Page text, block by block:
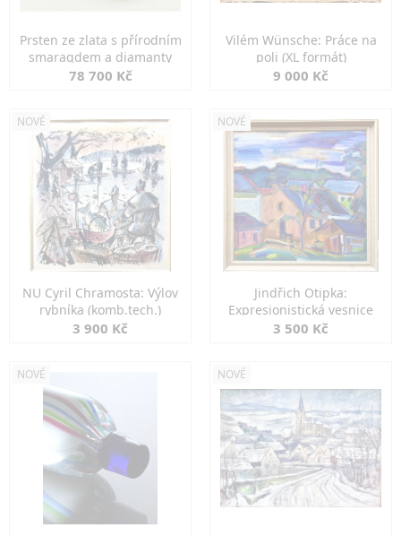
Prsten ze zlata s přírodním
smaragdem a diamanty
78 700 Kč
Vilém Wünsche: Práce na
poli (XL formát)
9 000 Kč
NOVÉ
NU Cyril Chramosta: Výlov
rybníka (komb.tech.)
3 900 Kč
NOVÉ
Jindřich Otipka:
Expresionistická vesnice
3 500 Kč
NOVÉ NOVÉ